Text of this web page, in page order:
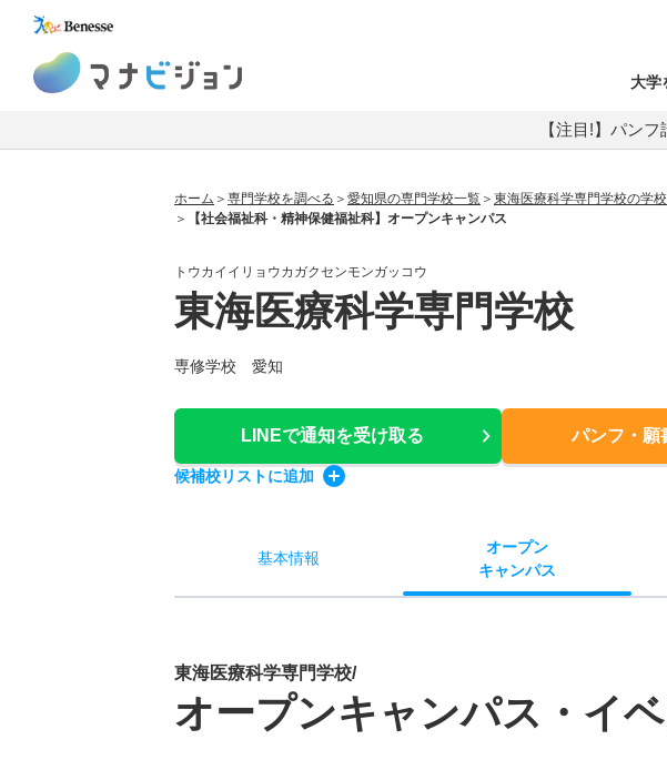
大学
【注目!】パン
ホーム 専門学校を調べる 愛知県の専門学校一覧 東海医療科学専門学校の学
【社会福祉科・精神保健福祉科】オープンキャンパス
トウカイイリョウカガクセンモンガッコウ
東海医療科学専門学校
専修学校 愛知
LINEで通知を受け取る パンフ・願
候補校リストに追加
基本情報
オープン
キャンパス
東海医療科学専門学校/
オープンキャンパス・イ